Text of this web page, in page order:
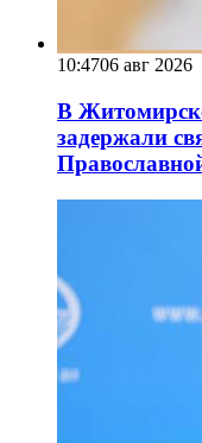
10:4706 авг 2026
В
задержали